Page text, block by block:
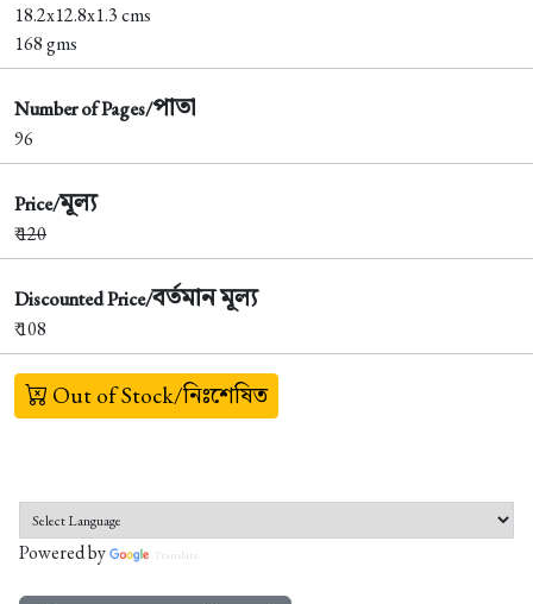
18.2x12.8x1.3 cms
168 gms
Number of Pages/পাতা
96
Price/মূল্য
₹120
Discounted Price/বর্তমান মূল্য
₹ 108
Out of Stock/নিঃশেষিত
Powered by Translate